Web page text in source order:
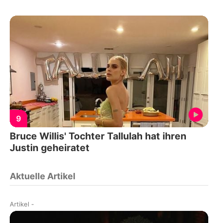
9
Bruce Willis' Tochter Tallulah hat ihren
Justin geheiratet
Aktuelle Artikel
Artikel -